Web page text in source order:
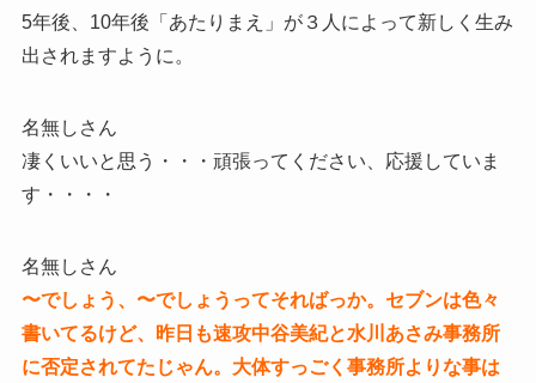
5年後、10年後「あたりまえ」が３人によって新しく生み
出されますように。
名無しさん
凄くいいと思う・・・頑張ってください、応援していま
す・・・・
名無しさん
〜でしょう、〜でしょうってそればっか。セブンは色々
書いてるけど、昨日も速攻中谷美紀と水川あさみ事務所
に否定されてたじゃん。大体すっごく事務所よりな事は